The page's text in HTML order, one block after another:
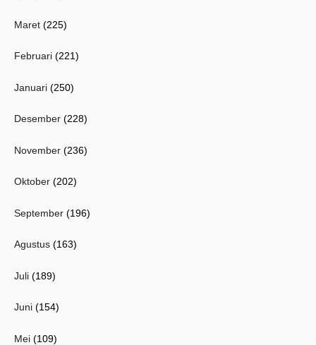
Maret (225)
Februari (221)
Januari (250)
Desember (228)
November (236)
Oktober (202)
September (196)
Agustus (163)
Juli (189)
Juni (154)
Mei (109)